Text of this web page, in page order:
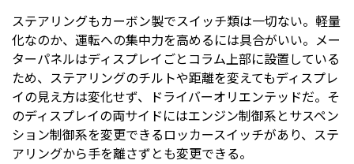
ステアリングもカーボン製でスイッチ類は一切ない。軽量
化なのか、運転への集中力を高めるには具合がいい。メー
ターパネルはディスプレイごとコラム上部に設置している
ため、ステアリングのチルトや距離を変えてもディスプレ
イの見え方は変化せず、ドライバーオリエンテッドだ。そ
のディスプレイの両サイドにはエンジン制御系とサスペン
ション制御系を変更できるロッカースイッチがあり、ステ
アリングから手を離さずとも変更できる。